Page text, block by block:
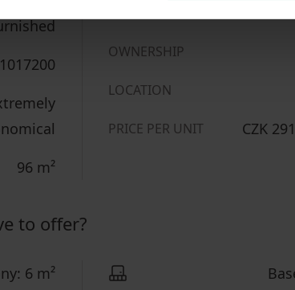
1017200
96 m²
OWNERSHIP
LOCATION
PRICE PER UNIT CZK
to offer?
6 m²